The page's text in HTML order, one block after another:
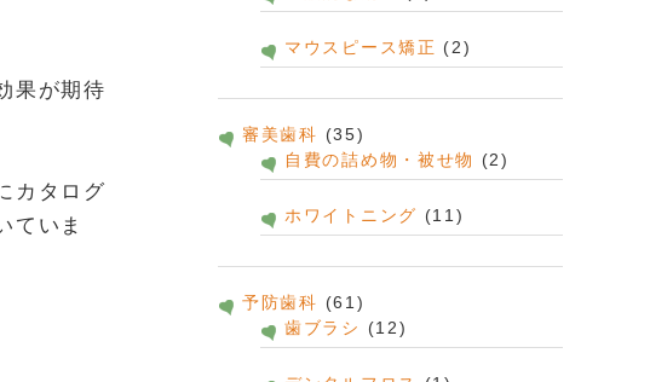
果が期待
カタログ
ていま
マウスピース矯正 (2)
審美歯科 (35)
自費の詰め物・被せ物
(2)
ホワイトニング (11)
予防歯科 (61)
歯ブラシ
(12)